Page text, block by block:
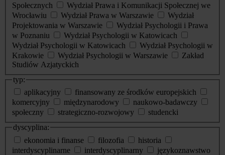
Społecznych
Wydział Prawa i Komunikacji Społecznej we
Wrocławiu
Wydział Prawa w Warszawie
Wydział
Projektowania w Warszawie
Wydział Psychologii i Prawa
w Poznaniu
Wydział Psychologii w Katowicach
Wydział Psychologii w Katowicach
Wydział Psychologii w
Krakowie
Wydział Psychologii w Warszawie
Zakład
Studiów Azjatyckich
typ:
aplikacyjny
finansowany ze środków europejskich
komercyjny
międzynarodowy
naukowo-badawczy
społeczny
strategiczno-rozwojowy
studencki
dyscyplina:
ekonomia i finanse
filozofia
historia
interdyscyplinarne
interdyscyplinarny
językoznawstwo